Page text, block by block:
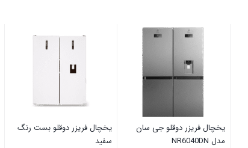
یخچال فریزر دوقلو جی سان
مدل NR6040DN
یخچال فریزر دوقلو بست رنگ
سفید